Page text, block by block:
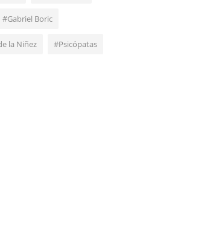
#Gabriel Boric
la Niñez #Psicópatas